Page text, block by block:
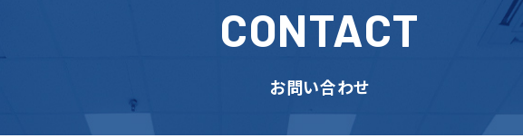
CONTACT
お問い合わせ